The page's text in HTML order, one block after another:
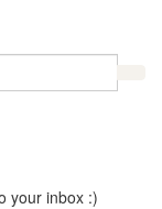
your inbox :)